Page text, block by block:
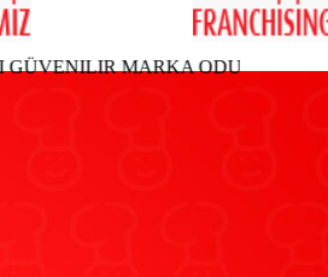
MARKA ODULU